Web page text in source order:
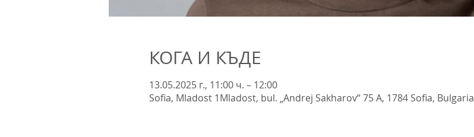
КОГА И КЪДЕ
13.05.2025 г., 11:00 ч. – 12:00
Sofia, Mladost 1Mladost, bul. „Andrej Sakharov“ 75 A, 1784 Sofia, Bulgaria